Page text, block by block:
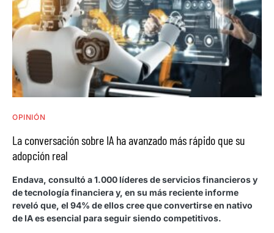
OPINIÓN
La conversación sobre IA ha avanzado más rápido que su
adopción real
Endava, consultó a 1.000 líderes de servicios financieros y
de tecnología financiera y, en su más reciente informe
reveló que, el 94% de ellos cree que convertirse en nativo
de IA es esencial para seguir siendo competitivos.